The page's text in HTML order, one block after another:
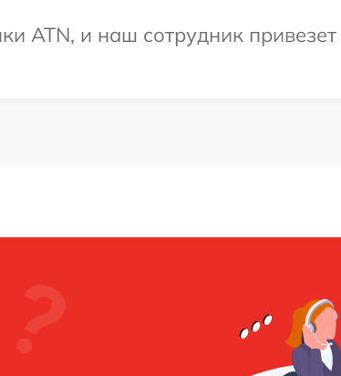
ATN, и наш сотрудник привезет